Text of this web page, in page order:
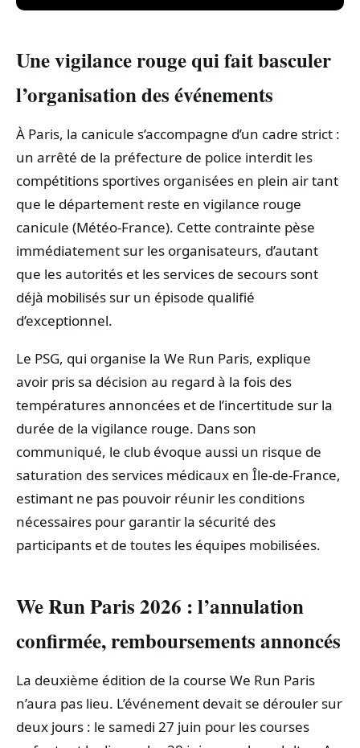
Une vigilance rouge qui fait basculer
l’organisation des événements
À Paris, la canicule s’accompagne d’un cadre strict :
un arrêté de la préfecture de police interdit les
compétitions sportives organisées en plein air tant
que le département reste en vigilance rouge
canicule (Météo-France). Cette contrainte pèse
immédiatement sur les organisateurs, d’autant
que les autorités et les services de secours sont
déjà mobilisés sur un épisode qualifié
d’exceptionnel.
Le PSG, qui organise la We Run Paris, explique
avoir pris sa décision au regard à la fois des
températures annoncées et de l’incertitude sur la
durée de la vigilance rouge. Dans son
communiqué, le club évoque aussi un risque de
saturation des services médicaux en Île-de-France,
estimant ne pas pouvoir réunir les conditions
nécessaires pour garantir la sécurité des
participants et de toutes les équipes mobilisées.
We Run Paris 2026 : l’annulation
confirmée, remboursements annoncés
La deuxième édition de la course We Run Paris
n’aura pas lieu. L’événement devait se dérouler sur
deux jours : le samedi 27 juin pour les courses